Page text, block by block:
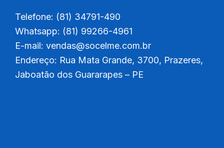
Telefone: (81) 34791-490
Whatsapp: (81) 99266-4961
E-mail: vendas@socelme.com.br
Endereço: Rua Mata Grande, 3700, Prazeres,
Jaboatão dos Guararapes – PE